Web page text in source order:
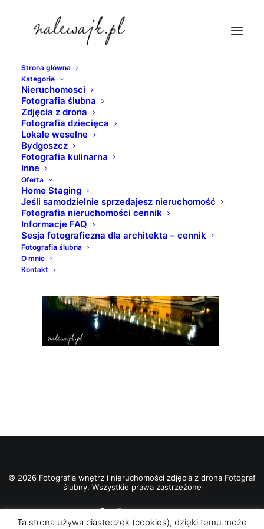
Strona główna
Kategorie
Nieruchomosci
Fotografia ślubna
Zdjęcia z drona
Fotografia dziecięca
Lokale weselne
Bydgoszcz
Fotografia kulinarna
Inne
Oferta
Home Staging
Jeśli samodzielnie sprzedajesz nieruchomość
Fotografia nieruchomości cennik
Informacje FAQ
Sesja fotograficzna dla architekta – cennik
Fotografia ślubna
O mnie
Kontakt
bydgoszcz-bulwar-nad-brda
Strona Główna
Bydgoszcz | Architektura | Zdjęcia | Fotografie | Atrakcje
turystyczne grodu nad Brdą
© 2026 Fotografia wnętrz i nieruchomości zdjęcia z drona Fotograf
ślubny. Wszystkie prawa zastrzeżone
Ta strona używa ciasteczek (cookies), dzięki temu może